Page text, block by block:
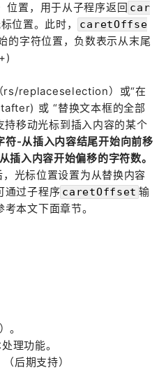
位置，用于从子程序返回 car
位置。此时，
caretOffse
的字符位置，负数表示从末尾
rs/replaceselection）或“在
或 “替换文本框的全部
移动光标到插入内容的某个
符-从插入内容结尾开始向前移
插入内容开始偏移的字符数。
光标位置设置为从替换内容
通过子程序 caretOffset 输
本文下面章节。
。
理功能。
后期支持）